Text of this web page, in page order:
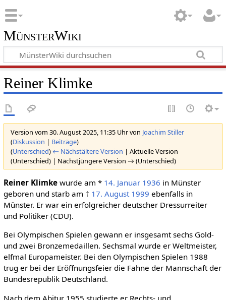
MünsterWiki
Reiner Klimke
Version vom 30. August 2025, 11:35 Uhr von Joachim Stiller
(Diskussion | Beiträge)
(Unterschied) ← Nächstältere Version | Aktuelle Version
(Unterschied) | Nächstjüngere Version → (Unterschied)
Reiner Klimkewurde am * 14. Januar 1936 in Münster
geboren und starb am † 17. August 1999 ebenfalls in
Münster. Er war ein erfolgreicher deutscher Dressurreiter
und Politiker (CDU).
Bei Olympischen Spielen gewann er insgesamt sechs Gold-
und zwei Bronzemedaillen. Sechsmal wurde er Weltmeister,
elfmal Europameister. Bei den Olympischen Spielen 1988
trug er bei der Eröffnungsfeier die Fahne der Mannschaft der
Bundesrepublik Deutschland.
Nach dem Abitur 1955 studierte er Rechts- und